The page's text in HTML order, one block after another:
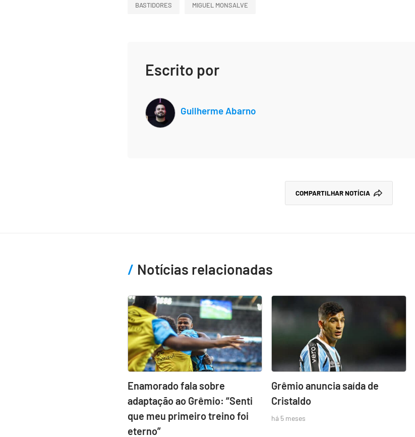
BASTIDORES MIGUEL MONSALVE
Escrito por
Guilherme Abarno
COMPARTILHAR NOTÍCIA
Notícias relacionadas
Enamorado fala sobre
adaptação ao Grêmio: “Senti
que meu primeiro treino foi
eterno”
Grêmio anuncia saída de
Cristaldo
há 5 meses